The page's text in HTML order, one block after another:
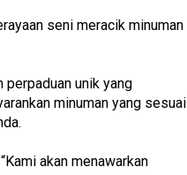
seni meracik minuman
perpaduan unik yang
minuman yang sesuai
akan menawarkan